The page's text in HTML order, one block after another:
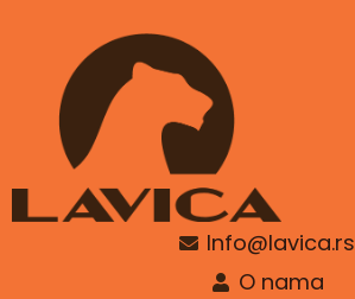
Info@lavica.rs
O nama